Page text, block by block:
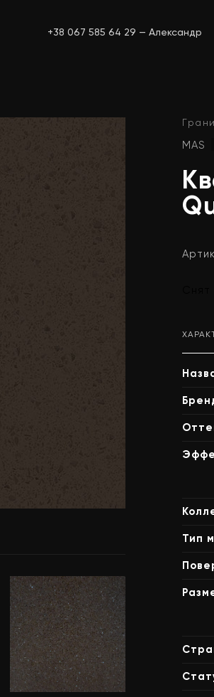
+38 067 585 64 29 — Александр
MAS
Тип